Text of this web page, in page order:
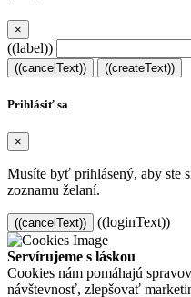
×
((label))
((cancelText)) ((createText))
Prihlásiť sa
×
Musíte byť prihlásený, aby
zoznamu želaní.
((cancelText)) ((loginText))
Servírujeme s láskou
Cookies nám pomáhajú
návštevnosť, zlepšovať